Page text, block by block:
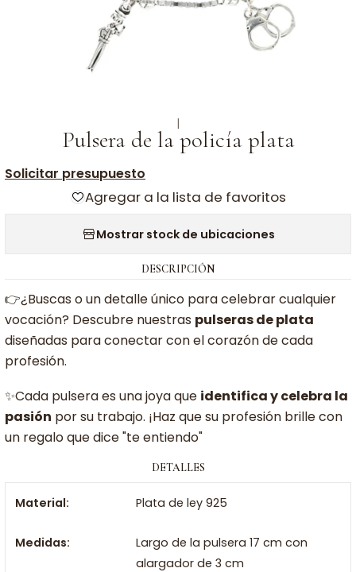
|
Pulsera de la policía plata
Solicitar presupuesto
Agregar a la lista de favoritos
Mostrar stock de ubicaciones
DESCRIPCIÓN
👉¿Buscas o un detalle único para celebrar cualquier
vocación? Descubre nuestras pulseras de plata
diseñadas para conectar con el corazón de cada
profesión.
✨Cada pulsera es una joya que identifica y celebra la
pasión por su trabajo. ¡Haz que su profesión brille con
un regalo que dice "te entiendo"
DETALLES
Material: Plata de ley 925
Medidas:
Largo de la pulsera 17 cm con
alargador de 3 cm